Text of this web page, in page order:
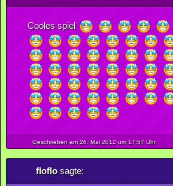
Cooles spiel
Geschrieben am 26. Mai2012um 17:57 Uhr
floflosagte: